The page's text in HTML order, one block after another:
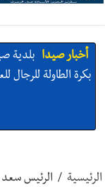
أخبار صيدا بلدية
بكرة الطاولة للرجال
الرئيسية / الرئيس سعد